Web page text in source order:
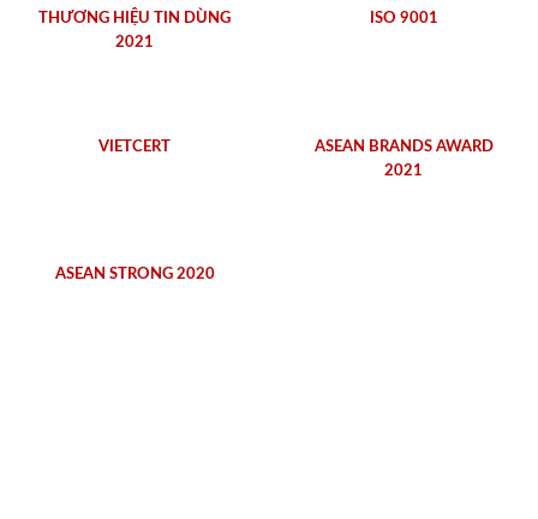
THƯƠNG HIỆU TIN DÙNG
2021
ISO 9001
VIETCERT
ASEAN BRANDS AWARD
2021
ASEAN STRONG 2020